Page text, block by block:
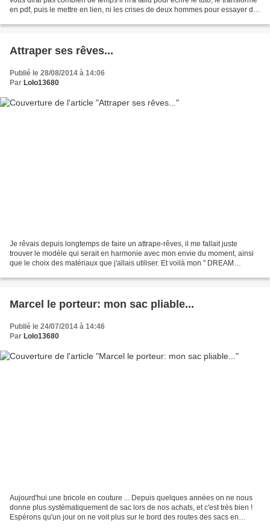
en pdf, puis le mettre en lien, ni les crises de deux hommes pour essayer de
Attraper ses rêves...
Publié le 28/08/2014 à 14:06
Par Lolo13680
Je rêvais depuis longtemps de faire un attrape-rêves, il me fallait juste
trouver le modèle qui serait en harmonie avec mon envie du moment, ainsi
que le choix des matériaux que j'allais utiliser. Et voilà mon " DREAM
Marcel le porteur: mon sac pliable...
Publié le 24/07/2014 à 14:46
Par Lolo13680
Aujourd'hui une bricole en couture ... Depuis quelques années on ne nous
donne plus systématiquement de sac lors de nos achats, et c'est très bien !
Espérons qu'un jour on ne voit plus sur le bord des routes des sacs en